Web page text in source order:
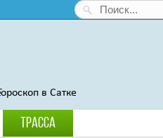
Трасса